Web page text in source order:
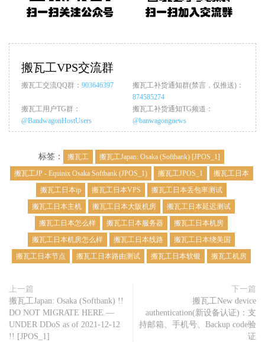
搬瓦工VPS交流群
搬瓦工交流QQ群： 903646397
搬瓦工补货通知群(禁言，仅推送)：
874585274
搬瓦工用户TG群：
@BandwagonHostUsers
搬瓦工补货通知TG频道：
@banwagongnews
标签： 搬瓦工
搬瓦工Japan: Osaka (Softbank) [JPOS_1]
搬瓦工JP - Equinix Osaka Softbank (JPOS_1)
搬瓦工JPOS_1
搬瓦工日本
搬瓦工日本ip
搬瓦工日本VPS
搬瓦工日本丢包率测试
搬瓦工日本主机
搬瓦工日本大阪机房
搬瓦工日本延迟测试
搬瓦工日本怎么样
搬瓦工日本服务器
搬瓦工日本机房
搬瓦工日本机房怎么样
搬瓦工日本线路
搬瓦工日本绕美国
搬瓦工日本节点
搬瓦工日本路由测试 搬瓦工日本软银 搬瓦工机房
上一篇
搬瓦工Japan: Osaka (Softbank) !!
DO NOT MIGRATE HERE —
UNDER DDoS as of 2021-12-12
!! [JPOS_1]
下一篇
搬瓦工New device
authentication(新设备认证)：支
持邮箱、手机号、Backup code验
证